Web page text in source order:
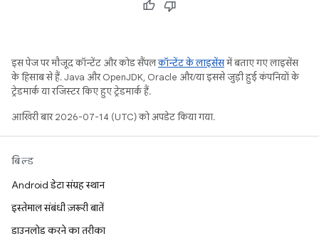
इस पेज पर मौजूद कॉन्टेंट और कोड सैंपलकॉन्टेंट के लाइसेंसमें बताए गए लाइसेंस
के हिसाब से हैं. Java और OpenJDK, Oracle और/या इससे जुड़ी हुई कंपनियों के
ट्रेडमार्क या रजिस्टर किए हुए ट्रेडमार्क हैं.
आखिरी बार 2026-07-14 (UTC) को अपडेट किया गया.
बिल्ड
Android डेटा संग्रह स्थान
इस्तेमाल संबंधी ज़रूरी बातें
डाउनलोड करने का तरीका